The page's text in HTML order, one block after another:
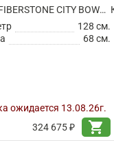
КАШПО FIBERSTONE CITY BOWL L GREY
128 см.
68 см.
ожидается 13.08.26г.
324 675 ₽
shopping_cart